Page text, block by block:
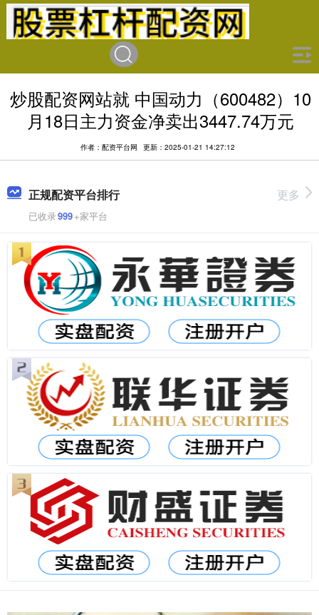
炒股配资网站就 中国动力（600482）10
月18日主力资金净卖出3447.74万元
作者：配资平台网 更新：2025-01-21 14:27:12
正规配资平台排行
已收录999+家平台
更多